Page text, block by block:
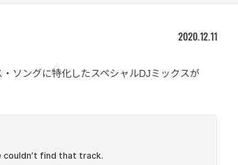
2020.12.11
ソングに特化したスペシャルDJミックスが